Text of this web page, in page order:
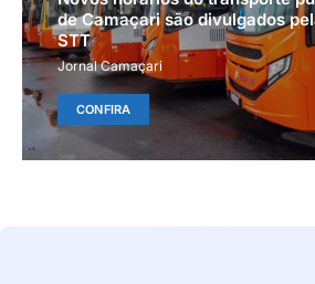
de Camaçari são divulgados
STT
Jornal Camaçari
CONFIRA